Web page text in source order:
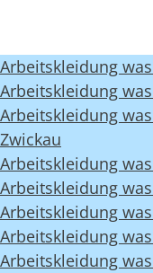
Arbeitskleidung
Arbeitskleidung
Arbeitskleidung
Zwickau
Arbeitskleidung
Arbeitskleidung
Arbeitskleidung
Arbeitskleidung
Arbeitskleidung